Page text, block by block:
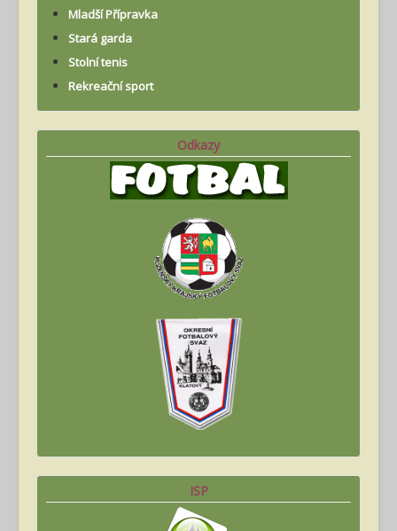
Mladší Přípravka
Stará garda
Stolní tenis
Rekreační sport
Odkazy
ISP